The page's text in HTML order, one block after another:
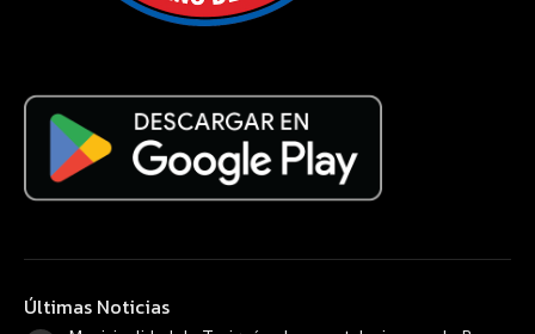
Últimas Noticias